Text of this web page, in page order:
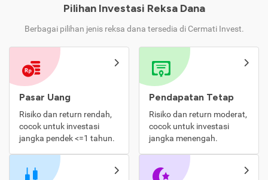
Pilihan Investasi Reksa Dana
Berbagai pilihan jenis reksa dana tersedia di Cermati Invest.
Pasar Uang
Risiko dan return rendah,
cocok untuk investasi
jangka pendek <=1 tahun.
Pendapatan Tetap
Risiko dan return moderat,
cocok untuk investasi
jangka menengah.